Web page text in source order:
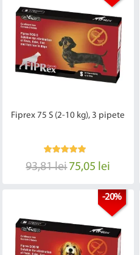
Fiprex 75 S (2-10 kg), 3 pipete
93,81 lei75,05 lei
-20%